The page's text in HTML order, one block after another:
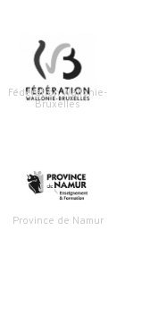
Fédération Wallonie-
Bruxelles
Province de Namur